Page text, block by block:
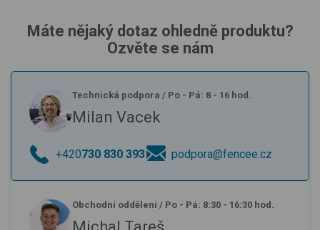
Máte nějaký dotaz ohledně produktu?
Ozvěte se nám
Technická podpora / Po - Pá: 8 - 16 hod.
Milan Vacek
+420730 830 393 podpora@fencee.cz
Obchodní oddělení / Po - Pá: 8:30 - 16:30 hod.
Michal Tareš